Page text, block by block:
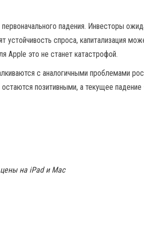
падения. Инвесторы
спроса, капитализация
Apple это не станет катастрофой.
с аналогичными проблемами
позитивными, а текущее
цены на iPad и Mac